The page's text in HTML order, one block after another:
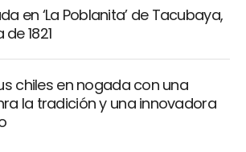
en ‘La Poblanita’ de Tacubaya,
1821
chiles en nogada con una
la tradición y una innovadora